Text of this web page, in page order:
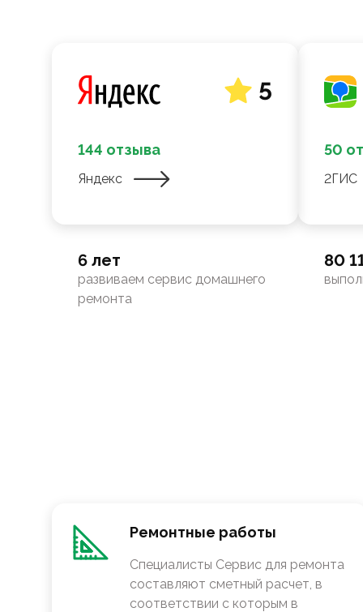
5
144 отзыва
Яндекс
6 лет
развиваем сервис домашнего
ремонта
50
2ГИС
80
Ремонтные работы
Специалисты Сервис для ремонта
составляют сметный расчет, в
соответствии с которым в